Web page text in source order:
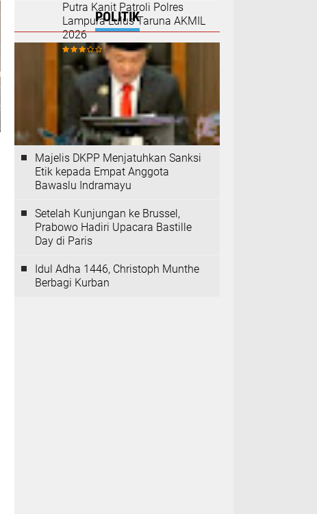
Putra Kanit Patroli Polres
Lampura Lulus Taruna AKMIL
2026
POLITIK
Majelis DKPP Menjatuhkan Sanksi
Etik kepada Empat Anggota
Bawaslu Indramayu
Setelah Kunjungan ke Brussel,
Prabowo Hadiri Upacara Bastille
Day di Paris
Idul Adha 1446, Christoph Munthe
Berbagi Kurban